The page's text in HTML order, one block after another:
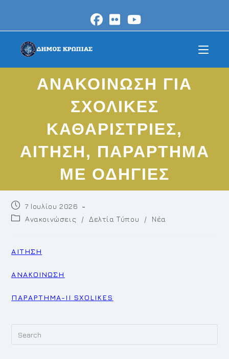
content
ΑΝΑΚΟΙΝΩΣΗ ΓΙΑ
ΣΧΟΛΙΚΕΣ
ΚΑΘΑΡΙΣΤΡΙΕΣ,
ΑΙΤΗΣΗ, ΠΑΡΑΡΤΗΜΑ
ΜΕ ΟΔΗΓΙΕΣ
Post
published:
7 Ιουλίου 2026
PostΑνακοινώσεις / Δελτία Τύπου / Νέα
ΑΙΤΗΣΗ
ΑΝΑΚΟΙΝΩΣΗ
ΠΑΡΑΡΤΗΜΑ-ΙΙ SXOLIKES